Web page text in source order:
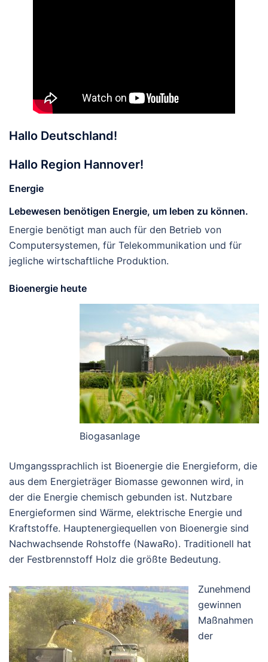
Hallo Deutschland!
Hallo Region Hannover!
Energie
Lebewesen benötigen Energie, um leben zu können.
Energie benötigt man auch für den Betrieb von
Computersystemen, für Telekommunikation und für
jegliche wirtschaftliche Produktion.
Bioenergie heute
Biogasanlage
Umgangssprachlich ist Bioenergie die Energieform, die
aus dem Energieträger Biomasse gewonnen wird, in
der die Energie chemisch gebunden ist. Nutzbare
Energieformen sind Wärme, elektrische Energie und
Kraftstoffe. Hauptenergiequellen von Bioenergie sind
Nachwachsende Rohstoffe (NawaRo). Traditionell hat
der Festbrennstoff Holz die größte Bedeutung.
Zunehmend
gewinnen
Maßnahmen
der